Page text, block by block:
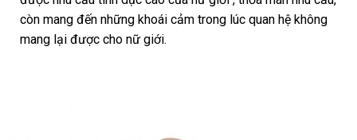
hàng
khấu
còn mang đến đặt
mua
những khoái cảm trong lúc quan hệ không
mang lại xách
được cho nữ giới.